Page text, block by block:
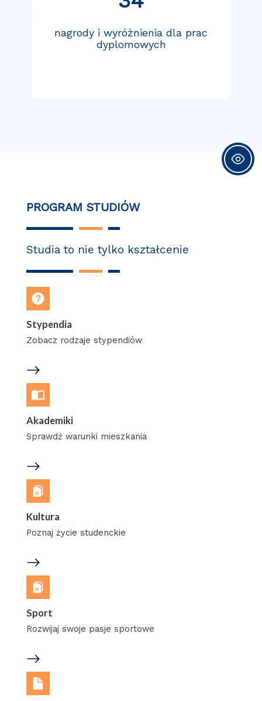
nagrody i wyróżnienia dla prac
dyplomowych
PROGRAM STUDIÓW
Studia to nie tylko kształcenie
Stypendia
Zobacz rodzaje stypendiów
Akademiki
Sprawdź warunki mieszkania
Kultura
Poznaj życie studenckie
Sport
Rozwijaj swoje pasje sportowe